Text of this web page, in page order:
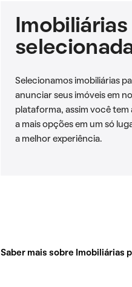
Imobiliárias
Selecionamos imobiliárias
anunciar seus imóveis em
plataforma, assim você tem
a mais opções em um só
a melhor experiência.
Saber mais sobre Imobiliárias